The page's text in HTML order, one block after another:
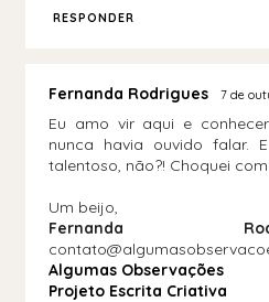
RESPONDER
Fernanda Rodrigues 7 de
Eu amo vir aqui e
nunca havia ouvido falar.
talentoso, não?! Choquei
Um beijo,
Fernanda
Algumas Observações
Projeto Escrita Criativa